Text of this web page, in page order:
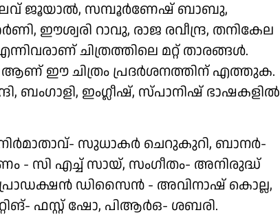
ജൂയാൽ, സമ്പൂർണേഷ് ബാബു,
റാവു, രാജ രവീന്ദ്ര, തനികേല
ചിത്രത്തിലെ മറ്റ് താരങ്ങൾ.
ഈ ചിത്രം പ്രദർശനത്തിന് എത്തുക.
ബംഗാളി, ഇംഗ്ലീഷ്, സ്പാനിഷ് ഭാഷകളിൽ
നിർമാതാവ്- സുധാകർ ചെറുകുറി, ബാനർ-
- സി എച്ച് സായ്, സംഗീതം- അനിരുദ്ധ്
പ്രൊഡക്ഷൻ ഡിസൈൻ - അവിനാഷ് കൊല്ല,
ഫസ്റ്റ് ഷോ, പിആർഒ- ശബരി.